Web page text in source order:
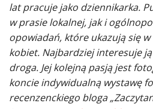
lat pracuje jako dziennikarka.
w prasie lokalnej, jak i
opowiadań, które ukazują się
kobiet. Najbardziej interesuje ją
droga. Jej kolejną pasją jest
koncie indywidualną wystawę
recenzenckiego bloga